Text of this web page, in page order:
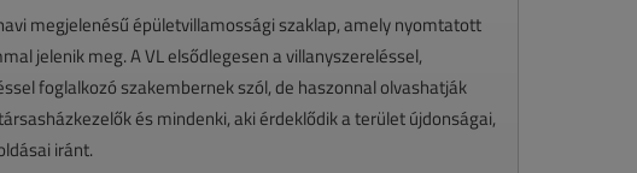
megjelenésű épületvillamossági szaklap, amely nyomtatott
jelenik meg. A VL elsődlegesen a villanyszereléssel,
foglalkozó szakembernek szól, de haszonnal olvashatják
és mindenki, aki érdeklődik a terület újdonságai,
iránt.